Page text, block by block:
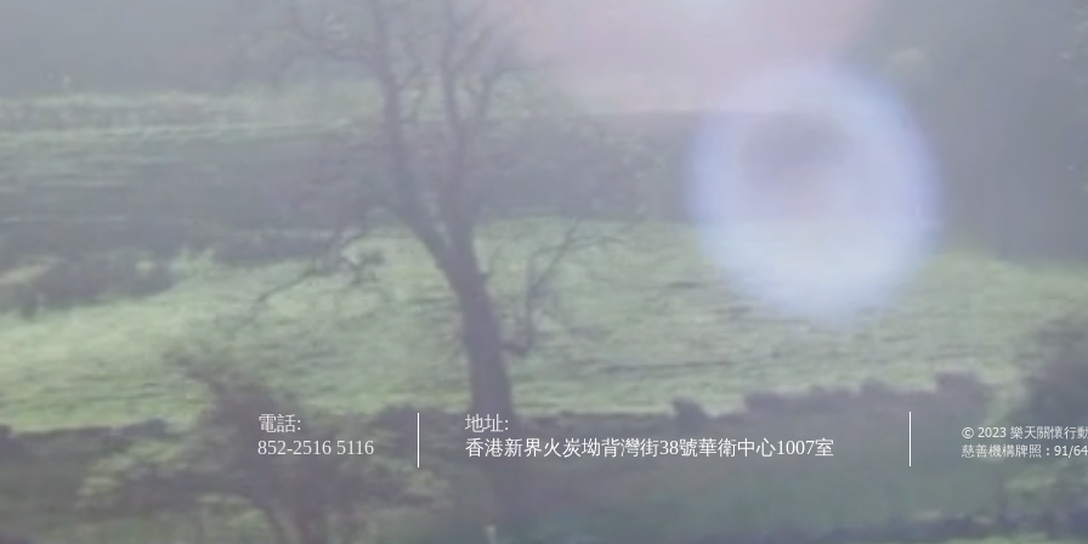
© 2023 樂天關懷行
慈善機構牌照 : 91/
電話:
852-2516 5116
地址:
香港新界火炭坳背灣街38號華衛中心1007室